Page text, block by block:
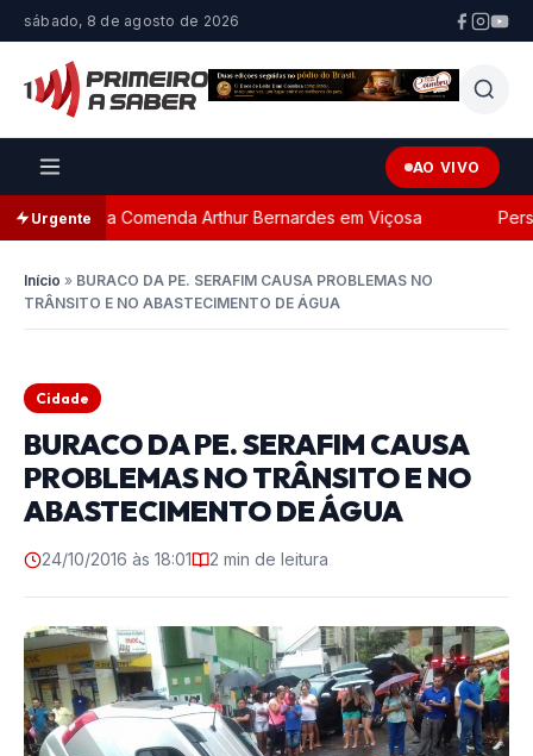
sábado, 8 de agosto de 2026
AO VIVO
Urgente
com a Comenda Arthur Bernardes em Viçosa
Início » BURACO DA PE. SERAFIM CAUSA PROBLEMAS NO
TRÂNSITO E NO ABASTECIMENTO DE ÁGUA
Cidade
BURACO DA PE. SERAFIM CAUSA
PROBLEMAS NO TRÂNSITO E NO
ABASTECIMENTO DE ÁGUA
24/10/2016 às 18:01 2 min de leitura